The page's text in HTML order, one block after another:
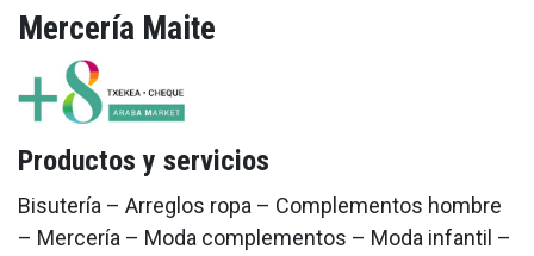
Mercería Maite
Productos y servicios
Bisutería – Arreglos ropa – Complementos hombre
– Mercería – Moda complementos – Moda infantil –